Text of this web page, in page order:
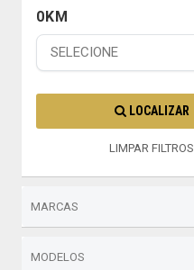
0KM
LOCALIZAR
LIMPAR FILTROS
MARCAS
MODELOS